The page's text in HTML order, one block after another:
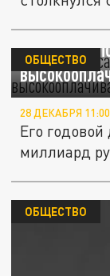
Обошел
ОБЩЕСТВО
28 ДЕКАБРЯ 11:00
Его
миллиард
ОБЩЕСТВО